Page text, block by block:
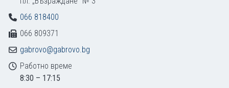
066 818400
066 809371
gabrovo@gabrovo.bg
Работно време
8:30 – 17:15